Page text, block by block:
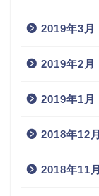
2019年3月
2019年2月
2019年1月
2018年12月
2018年11月